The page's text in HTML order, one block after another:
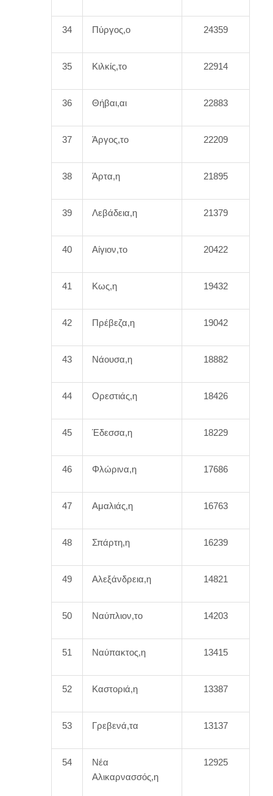
34 Πύργος,ο 24359
35 Κιλκίς,το 22914
36 Θήβαι,αι 22883
37 Άργος,το 22209
38 Άρτα,η 21895
39 Λεβάδεια,η 21379
40 Αίγιον,το 20422
41 Κως,η 19432
42 Πρέβεζα,η 19042
43 Νάουσα,η 18882
44 Ορεστιάς,η 18426
45 Έδεσσα,η 18229
46 Φλώρινα,η 17686
47 Αμαλιάς,η 16763
48 Σπάρτη,η 16239
49 Αλεξάνδρεια,η 14821
50 Ναύπλιον,το 14203
51 Ναύπακτος,η 13415
52 Καστοριά,η 13387
53 Γρεβενά,τα 13137
54
Νέα
Αλικαρνασσός,η
12925